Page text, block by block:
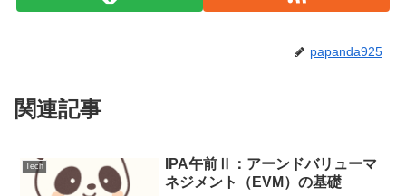
papanda925
関連記事
Tech
IPA午前Ⅱ：アーンドバリューマ
ネジメント（EVM）の基礎